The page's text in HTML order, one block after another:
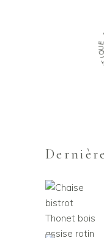
I
U
E